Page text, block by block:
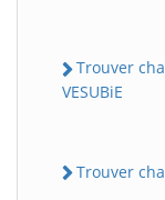
Trouver
VESUBiE
Trouver